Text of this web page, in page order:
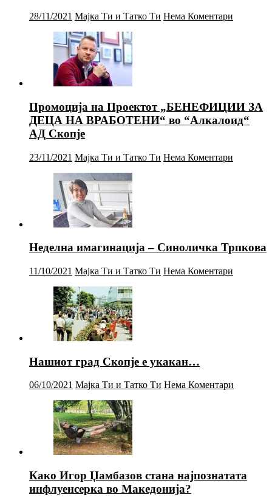
28/11/2021 Мајка Ти и Татко Ти Нема Коментари
Промоција на Проектот „БЕНЕФИЦИИ ЗА
ДЕЦА НА ВРАБОТЕНИ“ во “Алкалоид“
АД Скопје
23/11/2021 Мајка Ти и Татко Ти Нема Коментари
Неделна имагинација – Синоличка Трпкова
11/10/2021 Мајка Ти и Татко Ти Нема Коментари
Нашиот град Скопје е укакан…
06/10/2021 Мајка Ти и Татко Ти Нема Коментари
Како Игор Џамбазов стана најпознатата
инфлуенсерка во Македонија?